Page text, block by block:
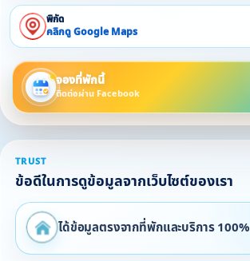
พิกัด
คลิกดู Google Maps
จองที่พักนี้
ติดต่อผ่าน Facebook
TRUST
ข้อดีในการดูข้อมูลจากเว็บไซต์ของเรา
ได้ข้อมูลตรงจากที่พักและบริการ 100%